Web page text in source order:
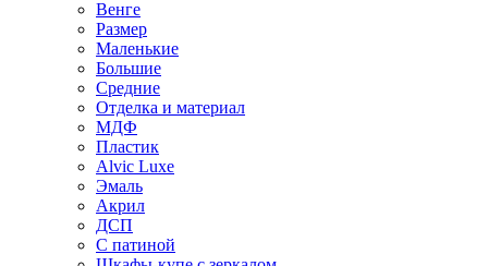
Венге
Размер
Маленькие
Большие
Средние
Отделка и материал
МДФ
Пластик
Alvic Luxe
Эмаль
Акрил
ДСП
С патиной